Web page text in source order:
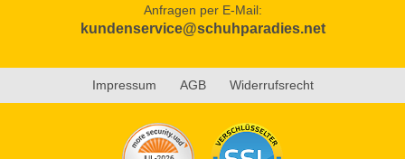
Anfragen per E-Mail:
kundenservice@schuhparadies.net
Impressum AGB Widerrufsrecht